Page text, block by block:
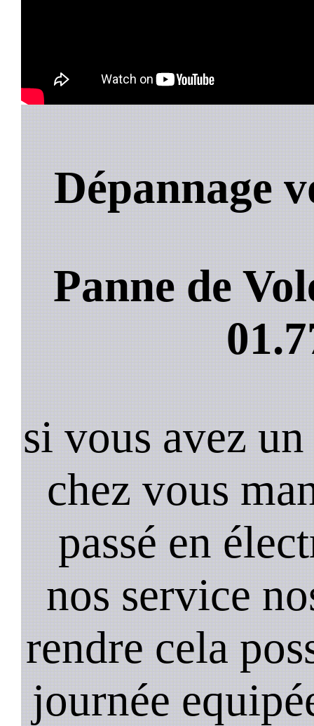
Dépannage
Panne de
si vous avez
chez vous
passé en
nos service
rendre cela
journée